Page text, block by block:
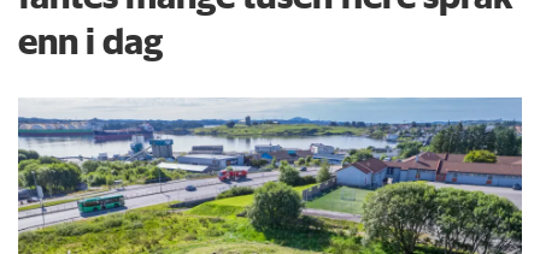
enn i dag